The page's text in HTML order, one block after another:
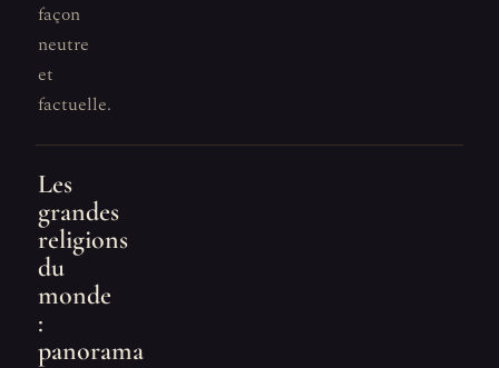
façon
neutre
et
factuelle.
Les
grandes
religions
du
monde
:
panorama